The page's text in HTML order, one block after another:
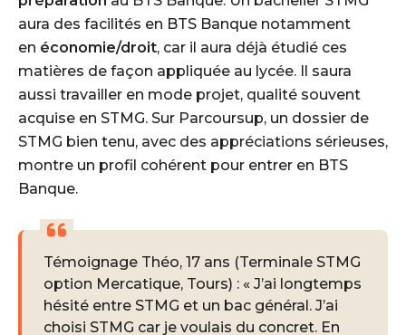
aura des facilités en BTS Banque notamment
en économie/droit, car il aura déjà étudié ces
matières de façon appliquée au lycée. Il saura
aussi travailler en mode projet, qualité souvent
acquise en STMG. Sur Parcoursup, un dossier de
STMG bien tenu, avec des appréciations sérieuses,
montre un profil cohérent pour entrer en BTS
Banque.
Témoignage Théo, 17 ans (Terminale STMG
option Mercatique, Tours) : « J’ai longtemps
hésité entre STMG et un bac général. J’ai
choisi STMG car je voulais du concret. En